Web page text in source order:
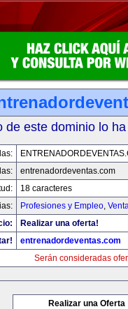
de este dominio lo
entrenadordeventas.com
18 caracteres
Profesiones y Empleo,
Realizar una oferta!
entrenadordeventas.com
Serán consideradas
Realizar una Oferta